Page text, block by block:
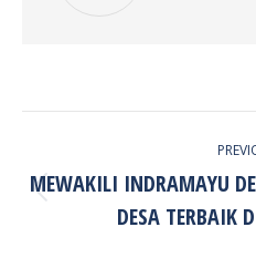
MEWAKILI INDRAMAYU
DESA TERBAIK